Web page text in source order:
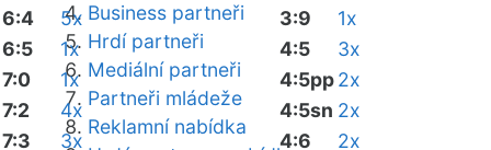
Business partneři
Hrdí partneři
Mediální partneři
Partneři mládeže
Reklamní nabídka
6:4
5x
6:5
1x
7:0
1x
7:2
4x
7:3
3x
3:9
1x
4:5
3x
4:5pp2x
4:5sn 2x
4:6
2x